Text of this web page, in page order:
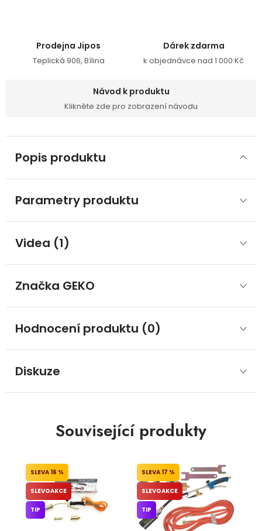
Prodejna Jipos
Teplická 906, Bílina
Dárek zdarma
k objednávce nad 1 000 Kč
Návod k produktu
Klikněte zde pro zobrazení návodu
Popis produktu
Parametry produktu
Videa (1)
Značka GEKO
Hodnocení produktu (0)
Diskuze
Související produkty
16 %
SLEVOAKCE
TIP
17 %
SLEVOAKCE
TIP